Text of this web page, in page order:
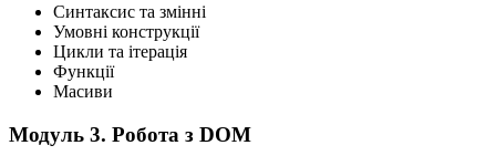
Синтаксис та змінні
Умовні конструкції
Цикли та ітерація
Функції
Масиви
Модуль 3. Робота з DOM